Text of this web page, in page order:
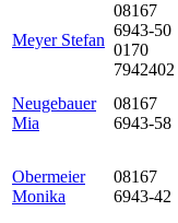
Meyer Stefan
08167
6943-50
0170
7942402
Neugebauer
Mia
08167
6943-58
Obermeier
Monika
08167
6943-42